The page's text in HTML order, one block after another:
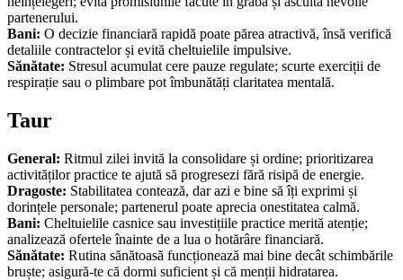
partenerului.
Bani: O decizie financiară rapidă poate părea atractivă, însă verifică
detaliile contractelor și evită cheltuielile impulsive.
Sănătate: Stresul acumulat cere pauze regulate; scurte exerciții de
respirație sau o plimbare pot îmbunătăți claritatea mentală.
Taur
General: Ritmul zilei invită la consolidare și ordine; prioritizarea
activităților practice te ajută să progresezi fără risipă de energie.
Dragoste: Stabilitatea contează, dar azi e bine să îți exprimi și
dorințele personale; partenerul poate aprecia onestitatea calmă.
Bani: Cheltuielile casnice sau investițiile practice merită atenție;
analizează ofertele înainte de a lua o hotărâre financiară.
Sănătate: Rutina sănătoasă funcționează mai bine decât schimbările
bruște; asigură-te că dormi suficient și că menții hidratarea.